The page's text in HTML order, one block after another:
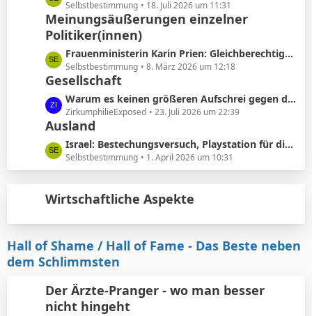
ä
g
e
e
B
e
i
r
ä
g
e
e
t
z
e
B
e
i
r
ä
g
e
Selbstbestimmung 18. Juli 2026 um 11:31
Meinungsäußerungen einzelner
Politiker(innen)
L
e
t
z
t
e
e
r
ä
g
Frauenministerin Karin Prien: Gleichberechtigung sei ..kein nettes Zugeständnis ..sondern ein Verfassungsauftrag
Selbstbestimmung 8. März 2026 um 12:18
Gesellschaft
L
e
t
z
t
e
e
t
r
ä
g
Warum es keinen größeren Aufschrei gegen die Vorhautbeschneidung gibt.
ZirkumphilieExposed 23. Juli 2026 um 22:39
Ausland
L
e
t
t
B
e
t
r
ä
g
Israel: Bestechungsversuch, Playstation für die werdenden Eltern
Selbstbestimmung 1. April 2026 um 10:31
Wirtschaftliche Aspekte
Hall of Shame / Hall of Fame - Das Beste neben
dem Schlimmsten
Der Ärzte-Pranger - wo man besser
nicht hingeht